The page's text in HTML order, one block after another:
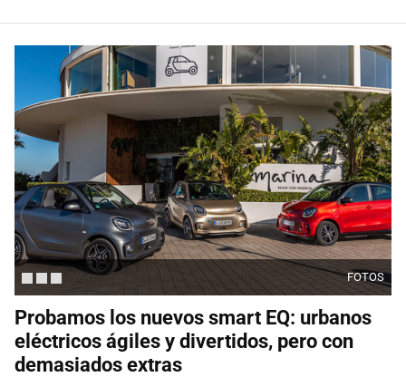
FOTOS
Probamos los nuevos smart EQ: urbanos
eléctricos ágiles y divertidos, pero con
demasiados extras